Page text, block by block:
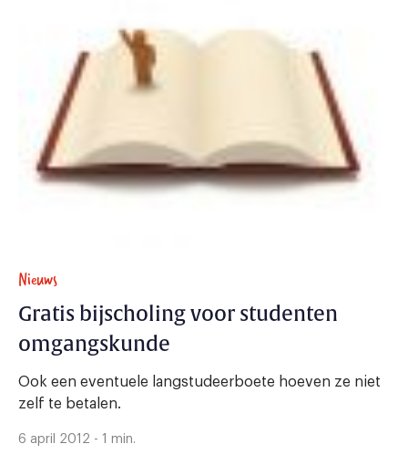
Nieuws
Gratis bijscholing voor studenten
omgangskunde
Ook een eventuele langstudeerboete hoeven ze niet
zelf te betalen.
6 april 2012 - 1 min.